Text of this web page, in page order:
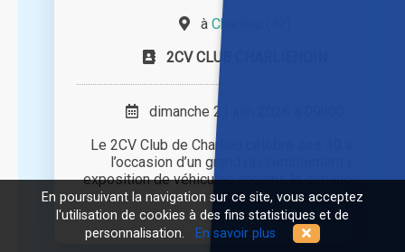
à Charlieu (42)
2CV CLUB CHARLIENDIN
dimanche 21 juin 2026 à 09h00
Le 2CV Club de Charlieu célèbre ses 10 ans à
l’occasion d’un grand rassemblement et
exposition de véhicules anciens le dimanche 21
juin [...]
En poursuivant la navigation sur ce site, vous acceptez
l'utilisation de cookies à des fins statistiques et de
personnalisation.
En savoir plus